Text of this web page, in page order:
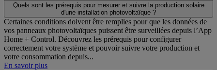
Quels sont les prérequis pour mesurer et suivre la production solaire
d'une installation photovoltaïque ?
Certaines conditions doivent être remplies pour que les données de
vos panneaux photovoltaïques puissent être surveillées depuis l’App
Home + Control. Découvrez les prérequis pour configurer
correctement votre système et pouvoir suivre votre production et
votre consommation depuis...
En savoir plus